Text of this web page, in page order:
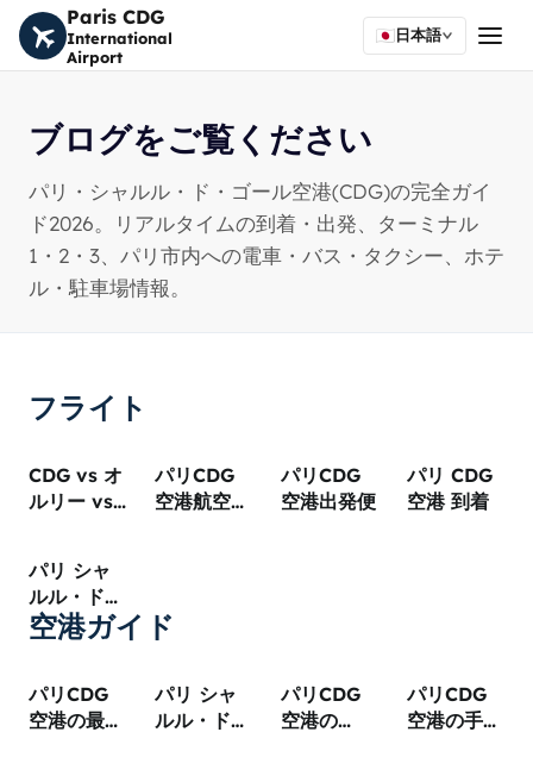
Paris CDG
International
Airport
日本語
ブログをご覧ください
パリ・シャルル・ド・ゴール空港(CDG)の完全ガイ
ド2026。リアルタイムの到着・出発、ターミナル
1・2・3、パリ市内への電車・バス・タクシー、ホテ
ル・駐車場情報。
フライト
CDG vs オ
ルリー vs
空港を選ぶ
べき?
パリCDG
空港航空会
パリCDG
空港出発便
パリ CDG
空港 到着
パリ シャ
ルル・ド・
ゴール空港
空港ガイド
パリCDG
空港の最も
パリ シャ
ルル・ド・
パリCDG
空港の
パリCDG
空港の手荷